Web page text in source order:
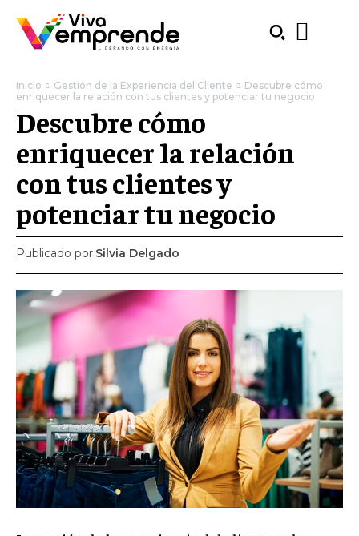
SUBSCRIBE
Welcome to Liberty Case
We have a curated list of the most noteworthy news from all
across the globe. With any subscription plan, you get access
toexclusive articlesthat let you stay ahead of the curve.
Your Profile
NEWS LIFESTYLE PUBLIC OPINION
Inicio Gestión de la Experiencia del Cliente
Descubre cómo
enriquecer la relación con tus clientes y potenciar tu negocio
Descubre cómo
enriquecer la relación
con tus clientes y
potenciar tu negocio
Publicado por Silvia Delgado